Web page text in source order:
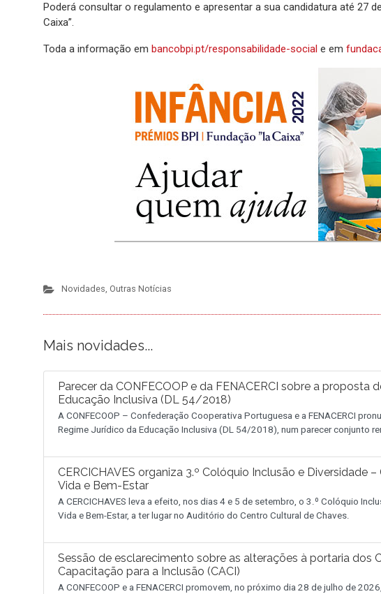
Poderá consultar o regulamento e apresentar a sua candidatura até 27
Caixa”.
Toda a informação em bancobpi.pt/responsabilidade-social e em
Novidades, Outras Notícias
Mais novidades...
Parecer da CONFECOOP e da FENACERCI sobre a proposta
Educação Inclusiva (DL 54/2018)
A CONFECOOP – Confederação Cooperativa Portuguesa e a FENACERCI
Regime Jurídico da Educação Inclusiva (DL 54/2018), num parecer conjunto
CERCICHAVES organiza 3.º Colóquio Inclusão e Diversidade
Vida e Bem-Estar
A CERCICHAVES leva a efeito, nos dias 4 e 5 de setembro, o 3.º Colóquio
Vida e Bem-Estar, a ter lugar no Auditório do Centro Cultural de Chaves.
Sessão de esclarecimento sobre as alterações à portaria dos
Capacitação para a Inclusão (CACI)
A CONFECOOP e a FENACERCI promovem, no próximo dia 28 de julho de